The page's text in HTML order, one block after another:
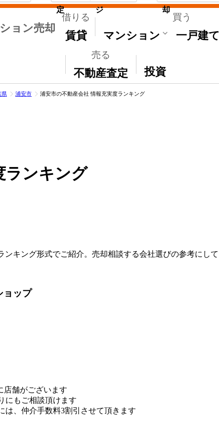
ョン売却
借りる
賃貸
買う
マンション 一戸建
売る
不動産査定
その他
投資
定 ジ 却
県 浦安市 浦安市の不動産会社 情報充実度ランキング
ランキング
キング形式でご紹介。売却相談する会社選びの参考にして
ョップ
店舗がございます
にもご相談頂けます
、仲介手数料3割引させて頂きます